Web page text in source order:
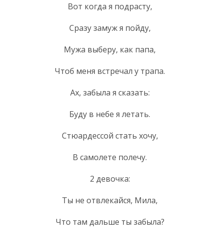
Вот когда я подрасту,
Сразу замуж я пойду,
Мужа выберу, как папа,
Чтоб меня встречал у трапа.
Ах, забыла я сказать:
Буду в небе я летать.
Стюардессой стать хочу,
В самолете полечу.
2 девочка:
Ты не отвлекайся, Мила,
Что там дальше ты забыла?